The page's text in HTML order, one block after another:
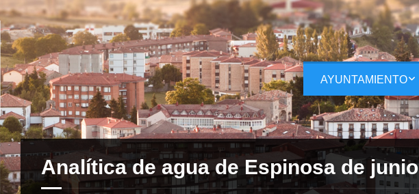
AYUNTAMIENTO
Analítica de agua de Espinosa de junio